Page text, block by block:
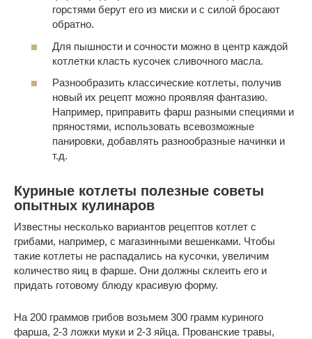
горстями берут его из миски и с силой бросают
обратно.
Для пышности и сочности можно в центр каждой
котлетки класть кусочек сливочного масла.
Разнообразить классические котлеты, получив
новый их рецепт можно проявляя фантазию.
Например, приправить фарш разными специями и
пряностями, использовать всевозможные
панировки, добавлять разнообразные начинки и
т.д.
Куриные котлеты полезные советы
опытных кулинаров
Известны несколько вариантов рецептов котлет с
грибами, например, с магазинными вешенками. Чтобы
такие котлеты не распадались на кусочки, увеличим
количество яиц в фарше. Они должны склеить его и
придать готовому блюду красивую форму.
На 200 граммов грибов возьмем 300 грамм куриного
фарша, 2-3 ложки муки и 2-3 яйца. Прованские травы,